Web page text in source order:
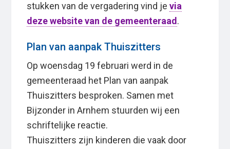
stukken van de vergadering vind jevia
deze website van de gemeenteraad.
Plan van aanpak Thuiszitters
Op woensdag 19 februari werd in de
gemeenteraad het Plan van aanpak
Thuiszitters besproken. Samen met
Bijzonder in Arnhem stuurden wij een
schriftelijke reactie.
Thuiszitters zijn kinderen die vaak door